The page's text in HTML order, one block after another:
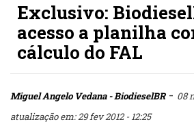
Exclusivo:
acesso a planilha
cálculo do FAL
Miguel Angelo Vedana - BiodieselBR- 08
atualização em: 29 fev 2012 - 12:25